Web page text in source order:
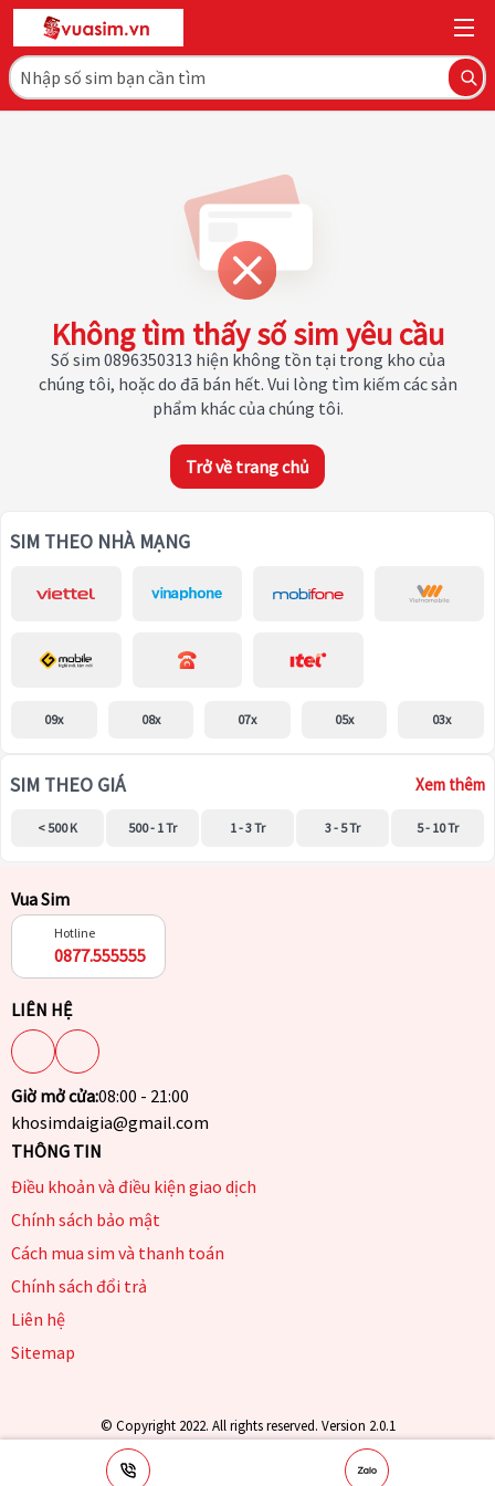
Không tìm thấy số sim yêu cầu
Số sim 0896350313 hiện không tồn tại trong kho của
chúng tôi, hoặc do đã bán hết. Vui lòng tìm kiếm các sản
phẩm khác của chúng tôi.
Trở về trang chủ
SIM THEO NHÀ MẠNG
09x 08x 07x 05x 03x
SIM THEO GIÁ Xem thêm
< 500 K 500 - 1 Tr 1 - 3 Tr 3 - 5 Tr 5 - 10 Tr
Vua Sim
Hotline
0877.555555
LIÊN HỆ
Giờ mở cửa:08:00 - 21:00
khosimdaigia@gmail.com
THÔNG TIN
Điều khoản và điều kiện giao dịch
Chính sách bảo mật
Cách mua sim và thanh toán
Chính sách đổi trả
Liên hệ
Sitemap
© Copyright 2022. All rights reserved. Version 2.0.1